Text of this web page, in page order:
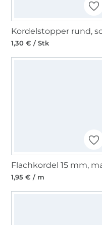
1,30 € / Stk
1,95 € / m